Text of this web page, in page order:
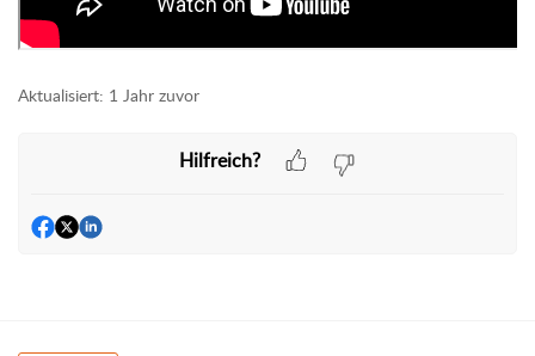
Aktualisiert: 1 Jahr zuvor
Hilfreich?